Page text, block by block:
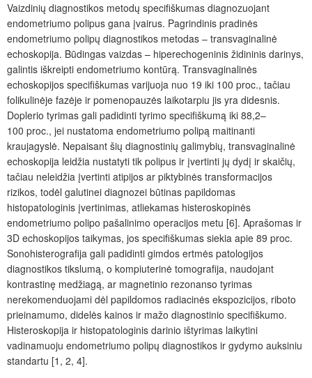
Vaizdinių diagnostikos metodų specifiškumas diagnozuojant
endometriumo polipus gana įvairus. Pagrindinis pradinės
endometriumo polipų diagnostikos metodas ‒ transvaginalinė
echoskopija. Būdingas vaizdas – hiperechogeninis židininis darinys,
galintis iškreipti endometriumo kontūrą. Transvaginalinės
echoskopijos specifiškumas varijuoja nuo 19 iki 100 proc., tačiau
folikulinėje fazėje ir pomenopauzės laikotarpiu jis yra didesnis.
Doplerio tyrimas gali padidinti tyrimo specifiškumą iki 88,2–
100 proc., jei nustatoma endomet­riumo polipą maitinanti
kraujagyslė. Nepaisant šių diagnostinių galimybių, transvaginalinė
echoskopija leidžia nustatyti tik polipus ir įvertinti jų dydį ir skaičių,
tačiau neleidžia įvertinti atipijos ar piktybinės transformacijos
rizikos, todėl galutinei diagnozei būtinas papildomas
histopatologinis įvertinimas, atliekamas histeroskopinės
endometriumo polipo pašalinimo operacijos metu [6]. Aprašomas ir
3D echoskopijos taikymas, jos specifiškumas siekia apie 89 proc.
Sonohisterografija gali padidinti gimdos ertmės patologijos
diagnostikos tikslumą, o kompiuterinė tomografija, naudojant
kontrastinę medžiagą, ar magnetinio rezonanso tyrimas
nerekomenduojami dėl papildomos radiacinės ekspozicijos, riboto
prieinamumo, didelės kainos ir mažo diagnostinio specifiškumo.
Histeroskopija ir histopatologinis darinio ištyrimas laikytini
vadinamuoju endometriumo polipų diagnostikos ir gydymo auksiniu
standartu [1, 2, 4].